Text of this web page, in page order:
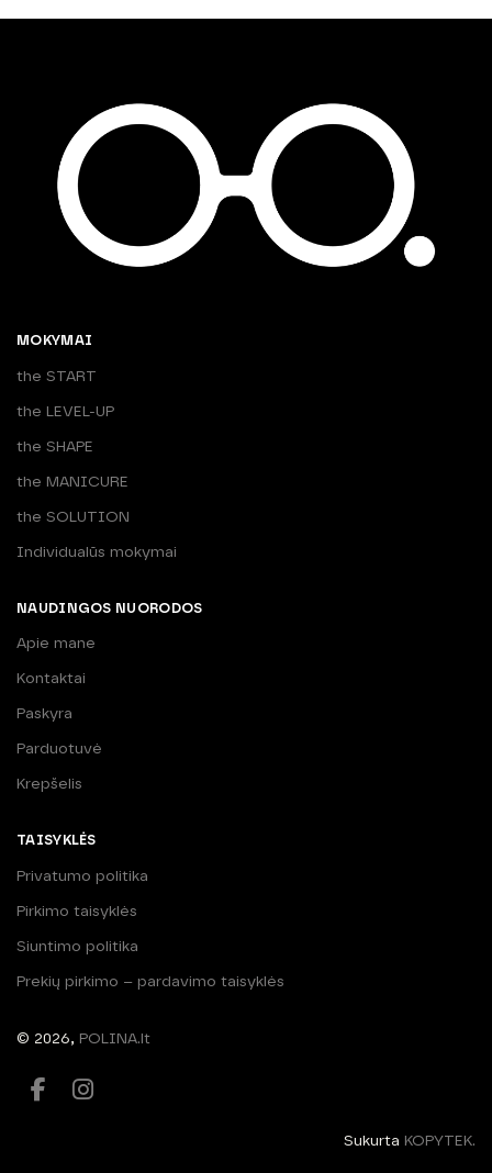
MOKYMAI
the START
the LEVEL-UP
the SHAPE
the MANICURE
the SOLUTION
Individualūs mokymai
NAUDINGOS NUORODOS
Apie mane
Kontaktai
Paskyra
Parduotuvė
Krepšelis
TAISYKLĖS
Privatumo politika
Pirkimo taisyklės
Siuntimo politika
Prekių pirkimo – pardavimo taisyklės
© 2026, POLINA.lt
Sukurta KOPYTEK.